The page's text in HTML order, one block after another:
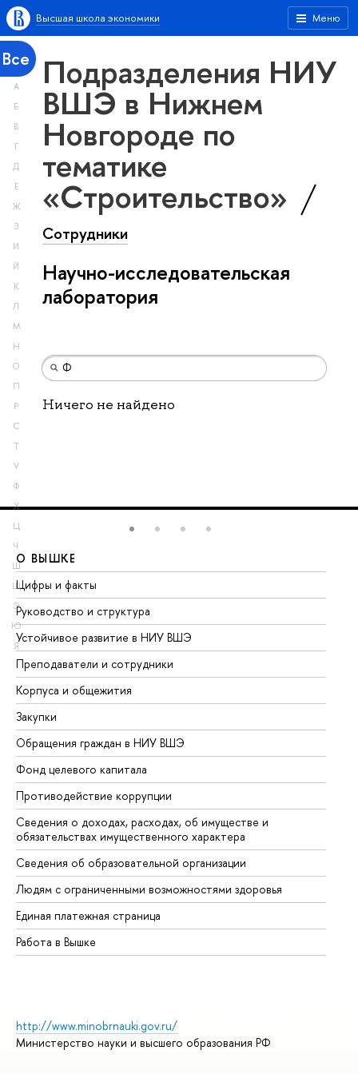
Меню
Высшая школа экономики
Все
А
Б
В
Г
Д
Е
Ж
З
И
Й
К
Л
М
Н
О
П
Р
С
Т
У
Ф
Х
Ц
Ч
Ш
Щ
Э
Ю
Я
Подразделения НИУ
ВШЭ в Нижнем
Новгороде по
тематике
«Строительство»
Сотрудники
Научно-исследовательская
лаборатория
Ничего не найдено
О ВЫШКЕ
Цифры и факты
Руководство и структура
Устойчивое развитие в НИУ ВШЭ
Преподаватели и сотрудники
Корпуса и общежития
Закупки
Обращения граждан в НИУ ВШЭ
Фонд целевого капитала
Противодействие коррупции
Сведения о доходах, расходах, об имуществе и
обязательствах имущественного характера
Сведения об образовательной организации
Людям с ограниченными возможностями здоровья
Единая платежная страница
Работа в Вышке
http://www.minobrnauki.gov.ru/
Министерство науки и высшего образования РФ